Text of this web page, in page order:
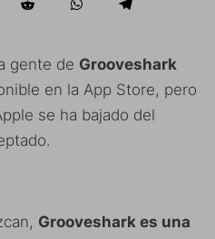
gente de Grooveshark
en la App Store, pero
se ha bajado del
Grooveshark es una